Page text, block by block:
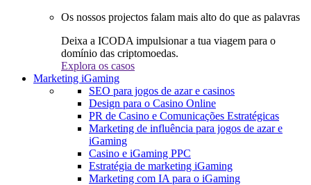
Os nossos projectos falam mais alto do que as palavras
Deixa a ICODA impulsionar a tua viagem para o
domínio das criptomoedas.
Explora os casos
Marketing iGaming
SEO para jogos de azar e casinos
Design para o Casino Online
PR de Casino e Comunicações Estratégicas
Marketing de influência para jogos de azar e
iGaming
Casino e iGaming PPC
Estratégia de marketing iGaming
Marketing com IA para o iGaming